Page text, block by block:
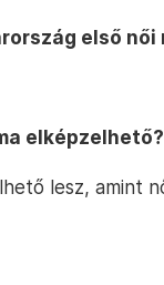
első
elképzelhető?
lesz, amint